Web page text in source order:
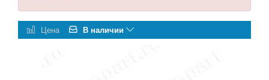
Цена В наличии